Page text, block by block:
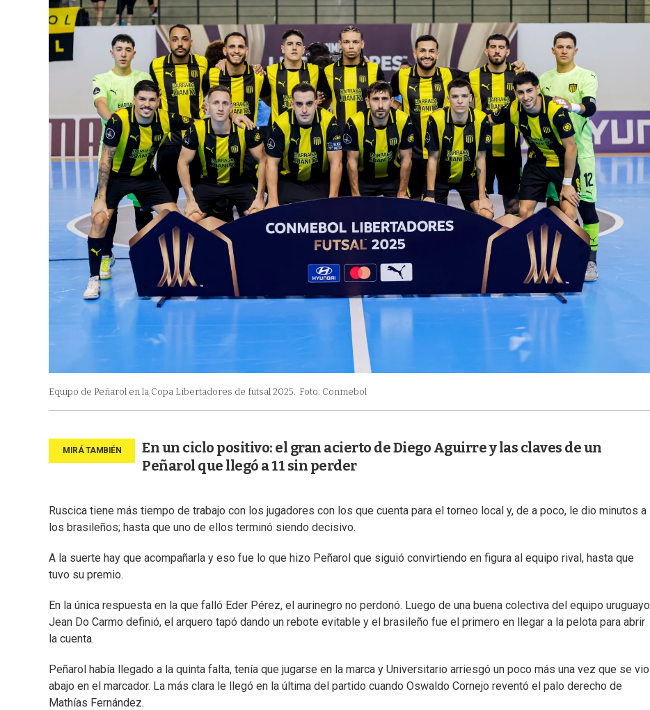
Equipo de Peñarol en la Copa Libertadores de futsal 2025. Foto: Conmebol
En un ciclo positivo: el gran acierto de Diego Aguirre y las claves de un
Peñarol que llegó a 11 sin perder
Ruscica tiene más tiempo de trabajo con los jugadores con los que cuenta para el torneo local y, de a poco, le dio minutos a
los brasileños; hasta que uno de ellos terminó siendo decisivo.
A la suerte hay que acompañarla y eso fue lo que hizo Peñarol que siguió convirtiendo en figura al equipo rival, hasta que
tuvo su premio.
En la única respuesta en la que falló Eder Pérez, el aurinegro no perdonó. Luego de una buena colectiva del equipo uruguayo
Jean Do Carmo definió, el arquero tapó dando un rebote evitable y el brasileño fue el primero en llegar a la pelota para abrir
la cuenta.
Peñarol había llegado a la quinta falta, tenía que jugarse en la marca y Universitario arriesgó un poco más una vez que se vio
abajo en el marcador. La más clara le llegó en la última del partido cuando Oswaldo Cornejo reventó el palo derecho de
Mathías Fernández.